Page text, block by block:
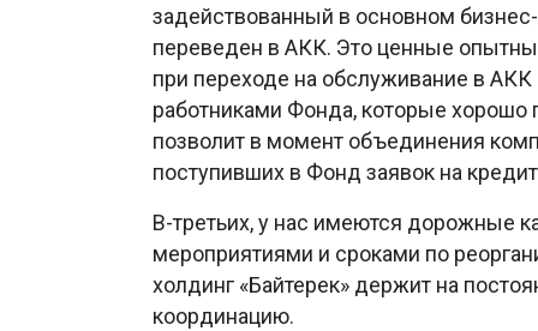
задействованный в основном
переведен в АКК. Это ценные
при переходе на обслуживание в
работниками Фонда, которые хорошо
позволит в момент объединения
поступивших в Фонд заявок на
В-третьих, у нас имеются дорожные
мероприятиями и сроками по
холдинг «Байтерек» держит на
координацию.